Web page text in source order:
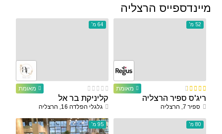
מיינדספייס הרצליה
מאומת
52 מ'
ריג'ס ספיר הרצליה
ספיר 7, הרצליה
מאומת
64 מ'
קליניקת בר אל
גלגלי הפלדה 16, הרצליה
80 מ' 95 מ'